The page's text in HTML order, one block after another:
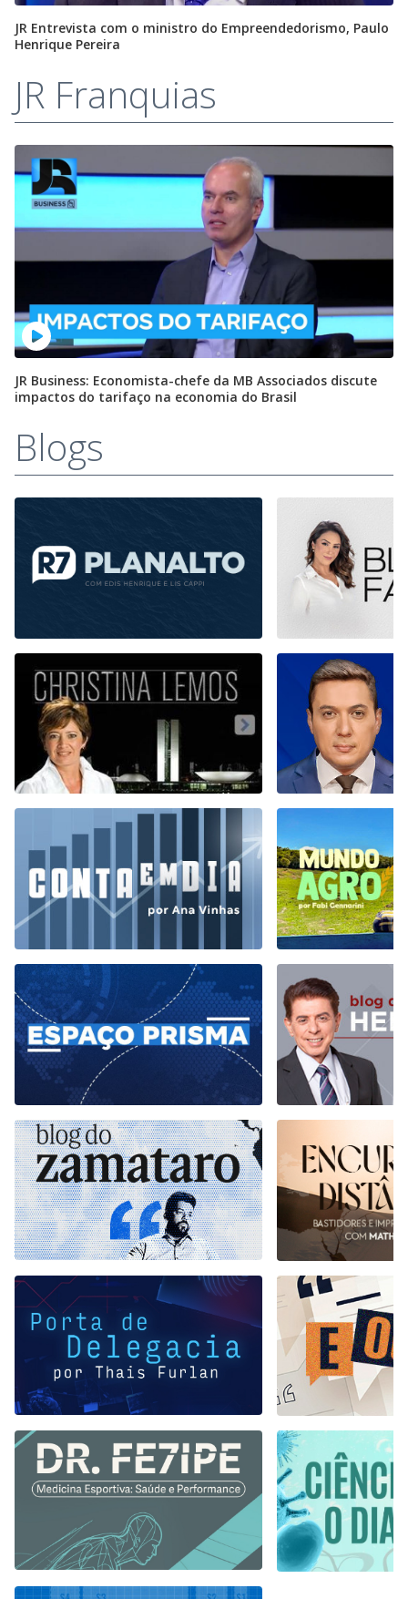
JR Entrevista com o ministro do Empreendedorismo, Paulo
Henrique Pereira
JR Franquias
JR Business: Economista-chefe da MB Associados discute
impactos do tarifaço na economia do Brasil
Blogs